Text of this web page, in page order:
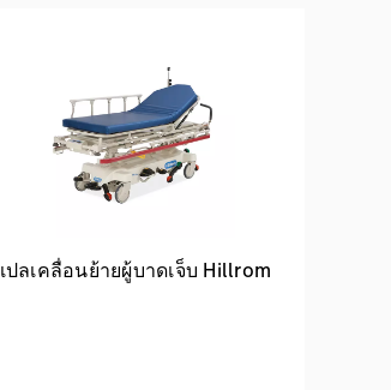
เปลเคลื่อนย้ายผู้บาดเจ็บ Hillrom